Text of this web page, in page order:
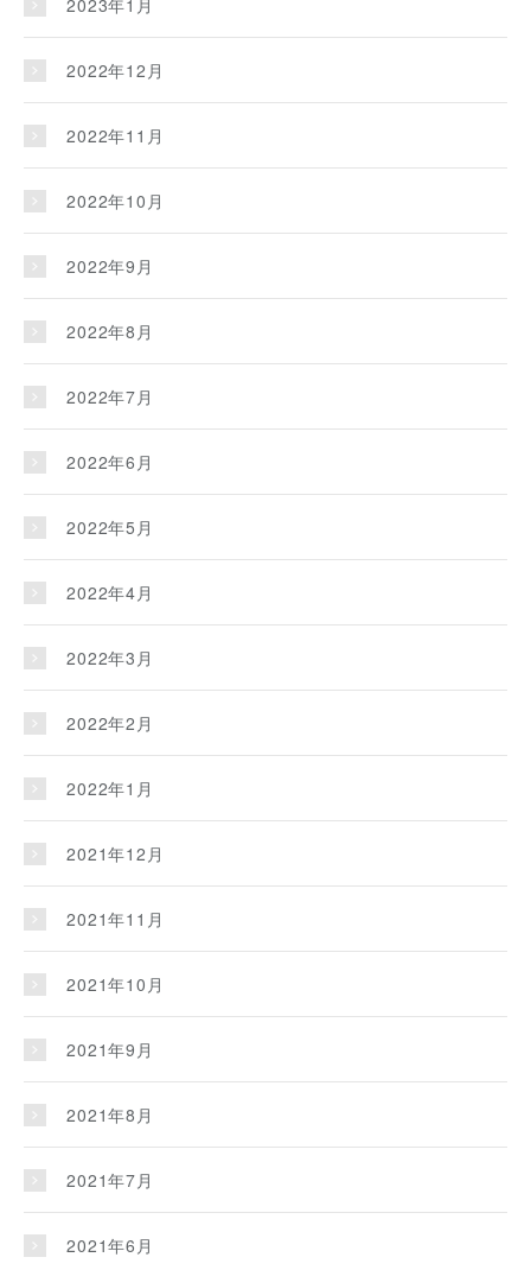
2023年1月
2022年12月
2022年11月
2022年10月
2022年9月
2022年8月
2022年7月
2022年6月
2022年5月
2022年4月
2022年3月
2022年2月
2022年1月
2021年12月
2021年11月
2021年10月
2021年9月
2021年8月
2021年7月
2021年6月